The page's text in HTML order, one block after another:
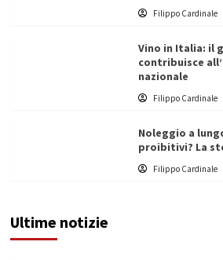
Filippo Cardinale
Vino in Italia: il
contribuisce
nazionale
Filippo Cardinale
Noleggio a
proibitivi? La
Filippo Cardinale
Ultime notizie